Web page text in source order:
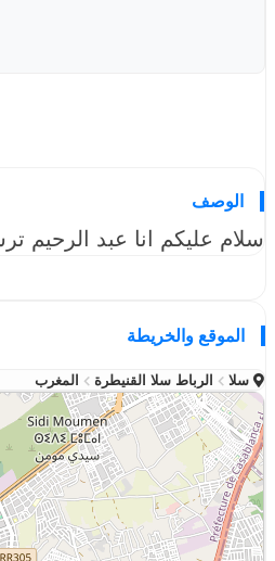
الوصف
سلام عليكم انا عبد الرحيم
الموقع والخريطة
سلا الرباط سلا القنيطرة المغرب